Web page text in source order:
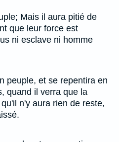
Mais il aura pitié de
que leur force est
ni esclave ni homme
peuple, et se repentira en
quand il verra que la
n'y aura rien de reste,